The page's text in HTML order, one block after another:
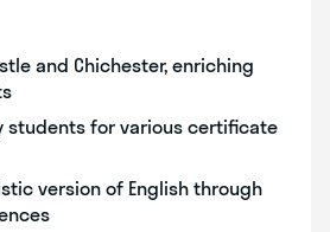
and Chichester, enriching
students for various certificate
version of English through